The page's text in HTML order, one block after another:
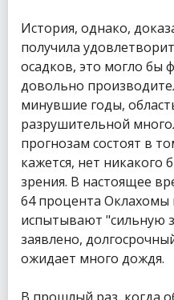
История, однако,
получила
осадков, это могло бы
довольно
минувшие годы,
разрушительной
прогнозам состоят в
кажется, нет никакого
зрения. В настоящее
64 процента Оклахомы
испытывают "сильную
заявлено,
ожидает много дождя.